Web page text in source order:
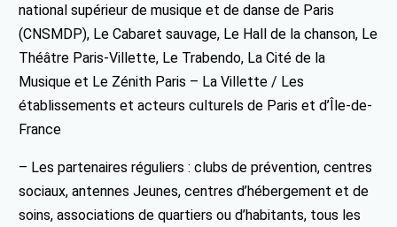
national supérieur de musique et de danse de Paris
(CNSMDP), Le Cabaret sauvage, Le Hall de la chanson, Le
Théâtre Paris-Villette, Le Trabendo, La Cité de la
Musique et Le Zénith Paris – La Villette / Les
établissements et acteurs culturels de Paris et d’Île-de-
France
– Les partenaires réguliers : clubs de prévention, centres
sociaux, antennes Jeunes, centres d’hébergement et de
soins, associations de quartiers ou d’habitants, tous les